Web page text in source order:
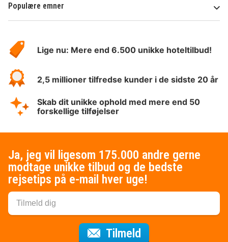
Populære emner
HotelSpecials
Lige nu: Mere end 6.500 unikke hoteltilbud!
2,5 millioner tilfredse kunder i de sidste 20 år
Skab dit unikke ophold med mere end 50
forskellige tilføjelser
Ja, jeg vil ligesom 175.000 andre gerne
modtage unikke tilbud og de bedste
rejsetips på e-mail hver uge!
Tilmeld